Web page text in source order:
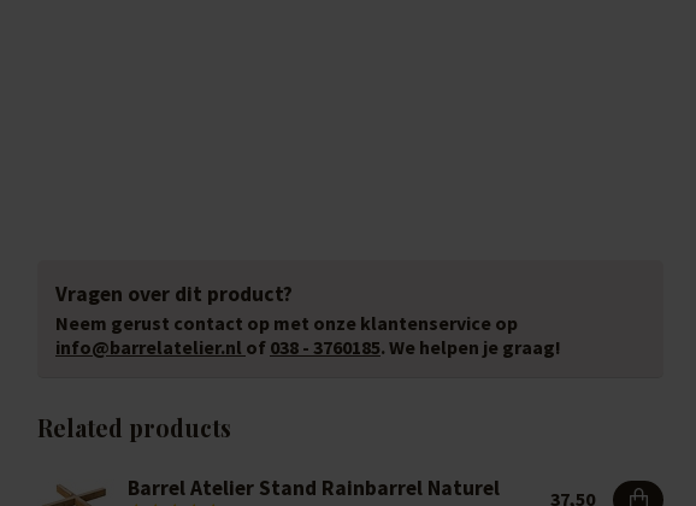
Vragen over dit product?
Neem gerust contact op met onze klantenservice op
info@barrelatelier.nl of 038 - 3760185. We helpen je graag!
Related products
Barrel Atelier Stand Rainbarrel Naturel 37,50